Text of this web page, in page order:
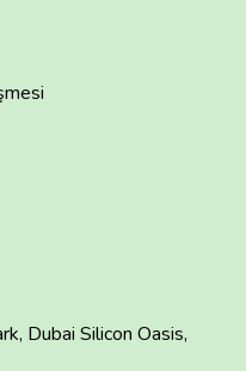
Dubai Silicon Oasis,